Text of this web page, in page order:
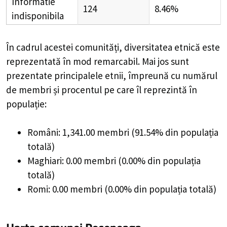
indisponibila
124 8.46%
În cadrul acestei comunități, diversitatea etnică este
reprezentată în mod remarcabil. Mai jos sunt
prezentate principalele etnii, împreună cu numărul
de membri și procentul pe care îl reprezintă în
populație:
Români: 1,341.00 membri (91.54% din populația
totală)
Maghiari: 0.00 membri (0.00% din populația
totală)
Romi: 0.00 membri (0.00% din populația totală)